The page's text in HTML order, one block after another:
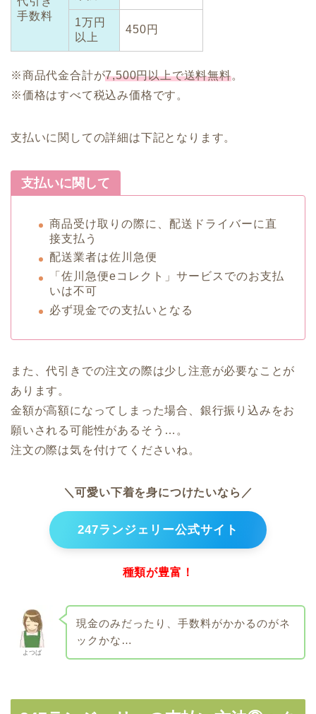
手数料
1万円
以上
450円
※商品代金合計が7,500円以上で送料無料。
※価格はすべて税込み価格です。
支払いに関しての詳細は下記となります。
支払いに関して
商品受け取りの際に、配送ドライバーに直
接支払う
配送業者は佐川急便
「佐川急便eコレクト」サービスでのお支払
いは不可
必ず現金での支払いとなる
また、代引きでの注文の際は少し注意が必要なことが
あります。
金額が高額になってしまった場合、銀行振り込みをお
願いされる可能性があるそう…。
注文の際は気を付けてくださいね。
＼可愛い下着を身につけたいなら／
247ランジェリー公式サイト
種類が豊富！
よつば
現金のみだったり、手数料がかかるのがネ
ックかな…